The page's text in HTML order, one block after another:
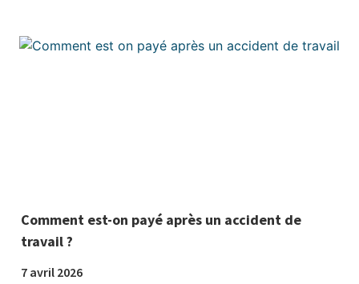
Comment est-on payé après un accident de
travail ?
7 avril 2026